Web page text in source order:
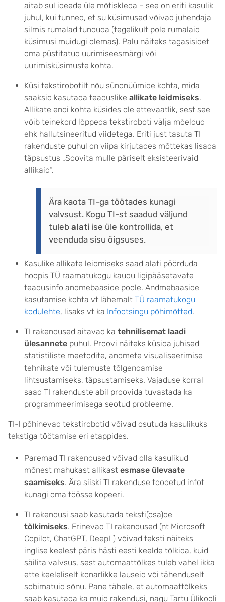
aitab sul ideede üle mõtiskleda – see on eriti kasulik
juhul, kui tunned, et su küsimused võivad juhendaja
silmis rumalad tunduda (tegelikult pole rumalaid
küsimusi muidugi olemas). Palu näiteks tagasisidet
oma püstitatud uurimiseesmärgi või
uurimisküsimuste kohta.
Küsi tekstirobotilt nõu sünonüümide kohta, mida
saaksid kasutada teaduslike allikate leidmiseks.
Allikate endi kohta küsides ole ettevaatlik, sest see
võib teinekord lõppeda tekstiroboti välja mõeldud
ehk hallutsineeritud viidetega. Eriti just tasuta TI
rakenduste puhul on viipa kirjutades mõttekas lisada
täpsustus „Soovita mulle päriselt eksisteerivaid
allikaid“.
Ära kaota TI-ga töötades kunagi
valvsust. Kogu TI-st saadud väljund
tuleb alati ise üle kontrollida, et
veenduda sisu õigsuses.
Kasulike allikate leidmiseks saad alati pöörduda
hoopis TÜ raamatukogu kaudu ligipääsetavate
teadusinfo andmebaaside poole. Andmebaaside
kasutamise kohta vt lähemalt TÜ raamatukogu
kodulehte, lisaks vt ka Infootsingu põhimõtted.
TI rakendused aitavad ka tehnilisemat laadi
ülesannete puhul. Proovi näiteks küsida juhised
statistiliste meetodite, andmete visualiseerimise
tehnikate või tulemuste tõlgendamise
lihtsustamiseks, täpsustamiseks. Vajaduse korral
saad TI rakenduste abil proovida tuvastada ka
programmeerimisega seotud probleeme.
TI-l põhinevad tekstirobotid võivad osutuda kasulikuks
tekstiga töötamise eri etappides.
Paremad TI rakendused võivad olla kasulikud
mõnest mahukast allikast esmase ülevaate
saamiseks. Ära siiski TI rakenduse toodetud infot
kunagi oma töösse kopeeri.
TI rakendusi saab kasutada teksti(osa)de
tõlkimiseks. Erinevad TI rakendused (nt Microsoft
Copilot, ChatGPT, DeepL) võivad teksti näiteks
inglise keelest päris hästi eesti keelde tõlkida, kuid
säilita valvsus, sest automaattõlkes tuleb vahel ikka
ette keeleliselt konarlikke lauseid või tähenduselt
sobimatuid sõnu. Pane tähele, et automaattõlkeks
saab kasutada ka muid rakendusi, nagu Tartu Ülikooli